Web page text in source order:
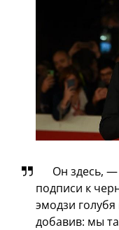
Он здесь,
подписи к
эмодзи
добавив: мы